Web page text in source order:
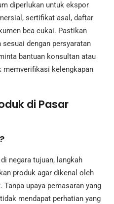
diperlukan untuk ekspor
sertifikat asal, daftar
bea cukai. Pastikan
dengan persyaratan
bantuan konsultan atau
memverifikasi kelengkapan
di Pasar
negara tujuan, langkah
produk agar dikenal oleh
upaya pemasaran yang
mendapat perhatian yang